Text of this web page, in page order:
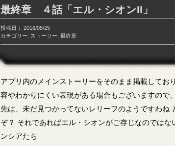
最終章 ４話「エル・シオンII」
投稿日：
2016/05/25
カテゴリー: ストーリー 最終章
アプリ内のメインストーリーをそのまま掲載してお
容やわかりにくい表現がある場合もございますの
先は、未だ見つかってないレリーフのようですわね
ぞ？ それであればエル・シオンがご存じなのでは
ンシアたち